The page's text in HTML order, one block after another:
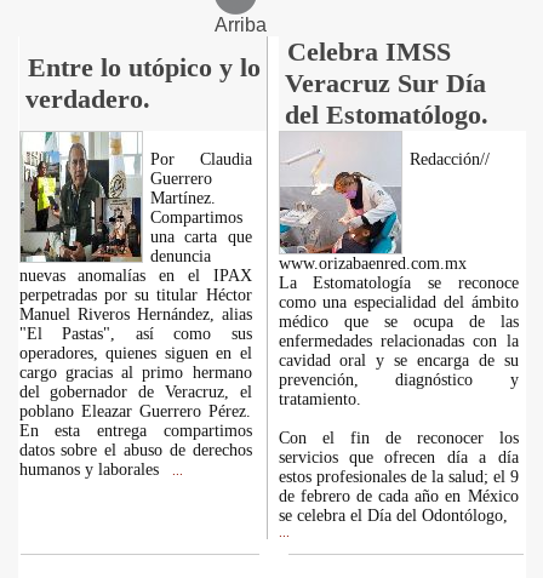
Arriba
Entre lo utópico y lo
verdadero.
Celebra IMSS
Veracruz Sur Día
del Estomatólogo.
Por Claudia
Guerrero
Martínez.
Compartimos
una carta que
denuncia
nuevas anomalías en el IPAX
perpetradas por su titular Héctor
Manuel Riveros Hernández, alias
"El Pastas", así como sus
operadores, quienes siguen en el
cargo gracias al primo hermano
del gobernador de Veracruz, el
poblano Eleazar Guerrero Pérez.
En esta entrega compartimos
datos sobre el abuso de derechos
humanos y laborales
Redacción//
www.orizabaenred.com.mx
La Estomatología se reconoce
como una especialidad del ámbito
médico que se ocupa de las
enfermedades relacionadas con la
cavidad oral y se encarga de su
prevención, diagnóstico y
tratamiento.
Con el fin de reconocer los
servicios que ofrecen día a día
estos profesionales de la salud; el 9
de febrero de cada año en México
se celebra el Día del Odontólogo,